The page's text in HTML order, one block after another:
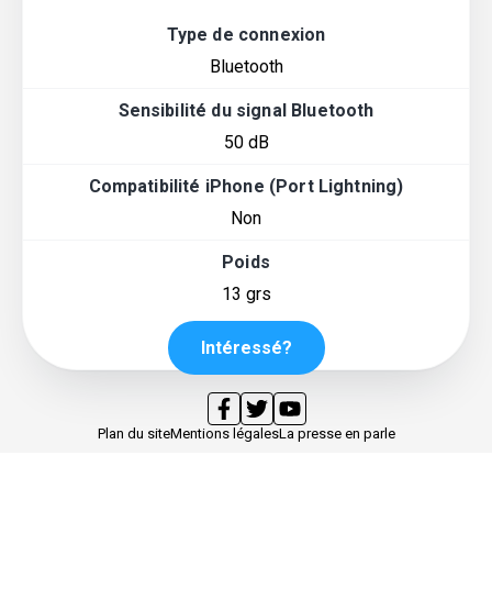
Type de connexion
Bluetooth
Sensibilité du signal Bluetooth
50 dB
Compatibilité iPhone (Port Lightning)
Non
Poids
13 grs
Intéressé?
Plan du siteMentions légalesLa presse en parle